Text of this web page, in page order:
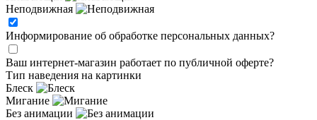
Неподвижная
Информирование об обработке персональных данных?
Ваш интернет-магазин работает по публичной оферте?
Тип наведения на картинки
Блеск
Мигание
Без анимации